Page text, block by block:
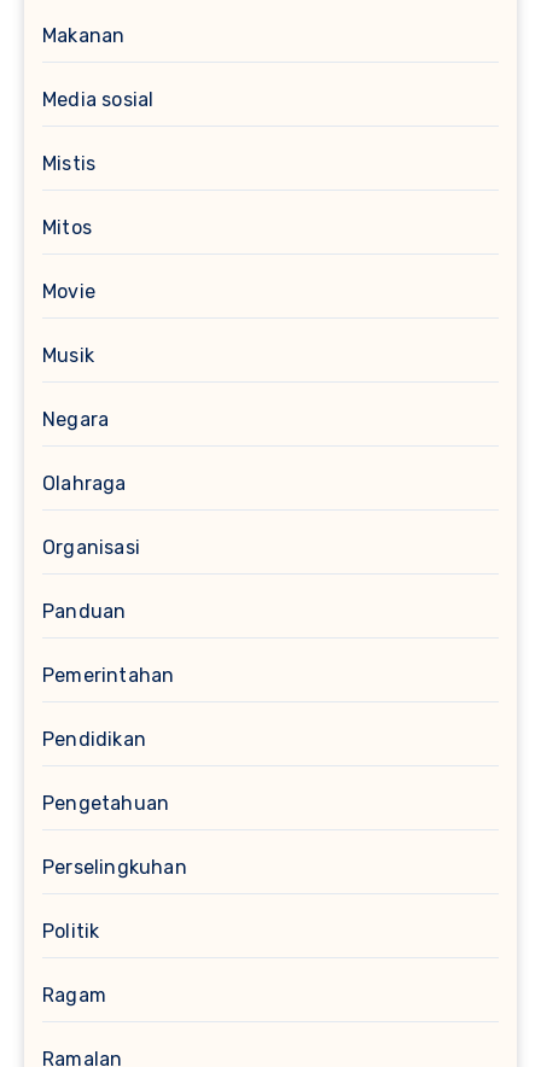
Makanan
Media sosial
Mistis
Mitos
Movie
Musik
Negara
Olahraga
Organisasi
Panduan
Pemerintahan
Pendidikan
Pengetahuan
Perselingkuhan
Politik
Ragam
Ramalan